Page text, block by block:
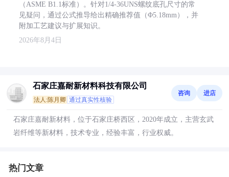
（ASME B1.1标准）。针对1/4-36UNS螺纹底孔尺寸的常
见疑问，通过公式推导给出精确推荐值（Φ5.18mm），并
附加工艺建议与扩展知识。
2026年8月4日
石家庄嘉耐新材料科技有限公司
法人:陈月卿 通过真实性核验
咨询 进店
石家庄嘉耐新材料，位于石家庄桥西区，2020年成立，主营玄武
岩纤维等新材料，技术专业，经验丰富，行业权威。
热门文章